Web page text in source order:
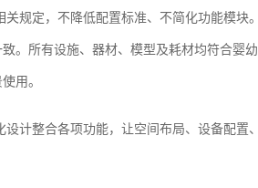
规定，不降低配置标准、不简化功能模块
。所有设施、器材、模型及耗材均符合婴幼
用。
计整合各项功能，让空间布局、设备配置